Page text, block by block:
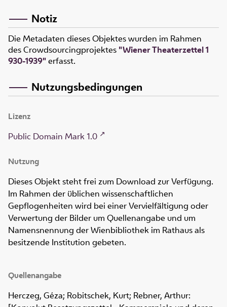
Notiz
Die Metadaten dieses Objektes wurden im Rahmen
des Crowdsourcingprojektes "Wiener Theaterzettel 1
930-1939"erfasst.
Nutzungsbedingungen
Lizenz
Public Domain Mark 1.0
Nutzung
Dieses Objekt steht frei zum Download zur Verfügung.
Im Rahmen der üblichen wissenschaftlichen
Gepflogenheiten wird bei einer Vervielfältigung oder
Verwertung der Bilder um Quellenangabe und um
Namensnennung der Wienbibliothek im Rathaus als
besitzende Institution gebeten.
Quellenangabe
Herczeg, Géza; Robitschek, Kurt; Rebner, Arthur: